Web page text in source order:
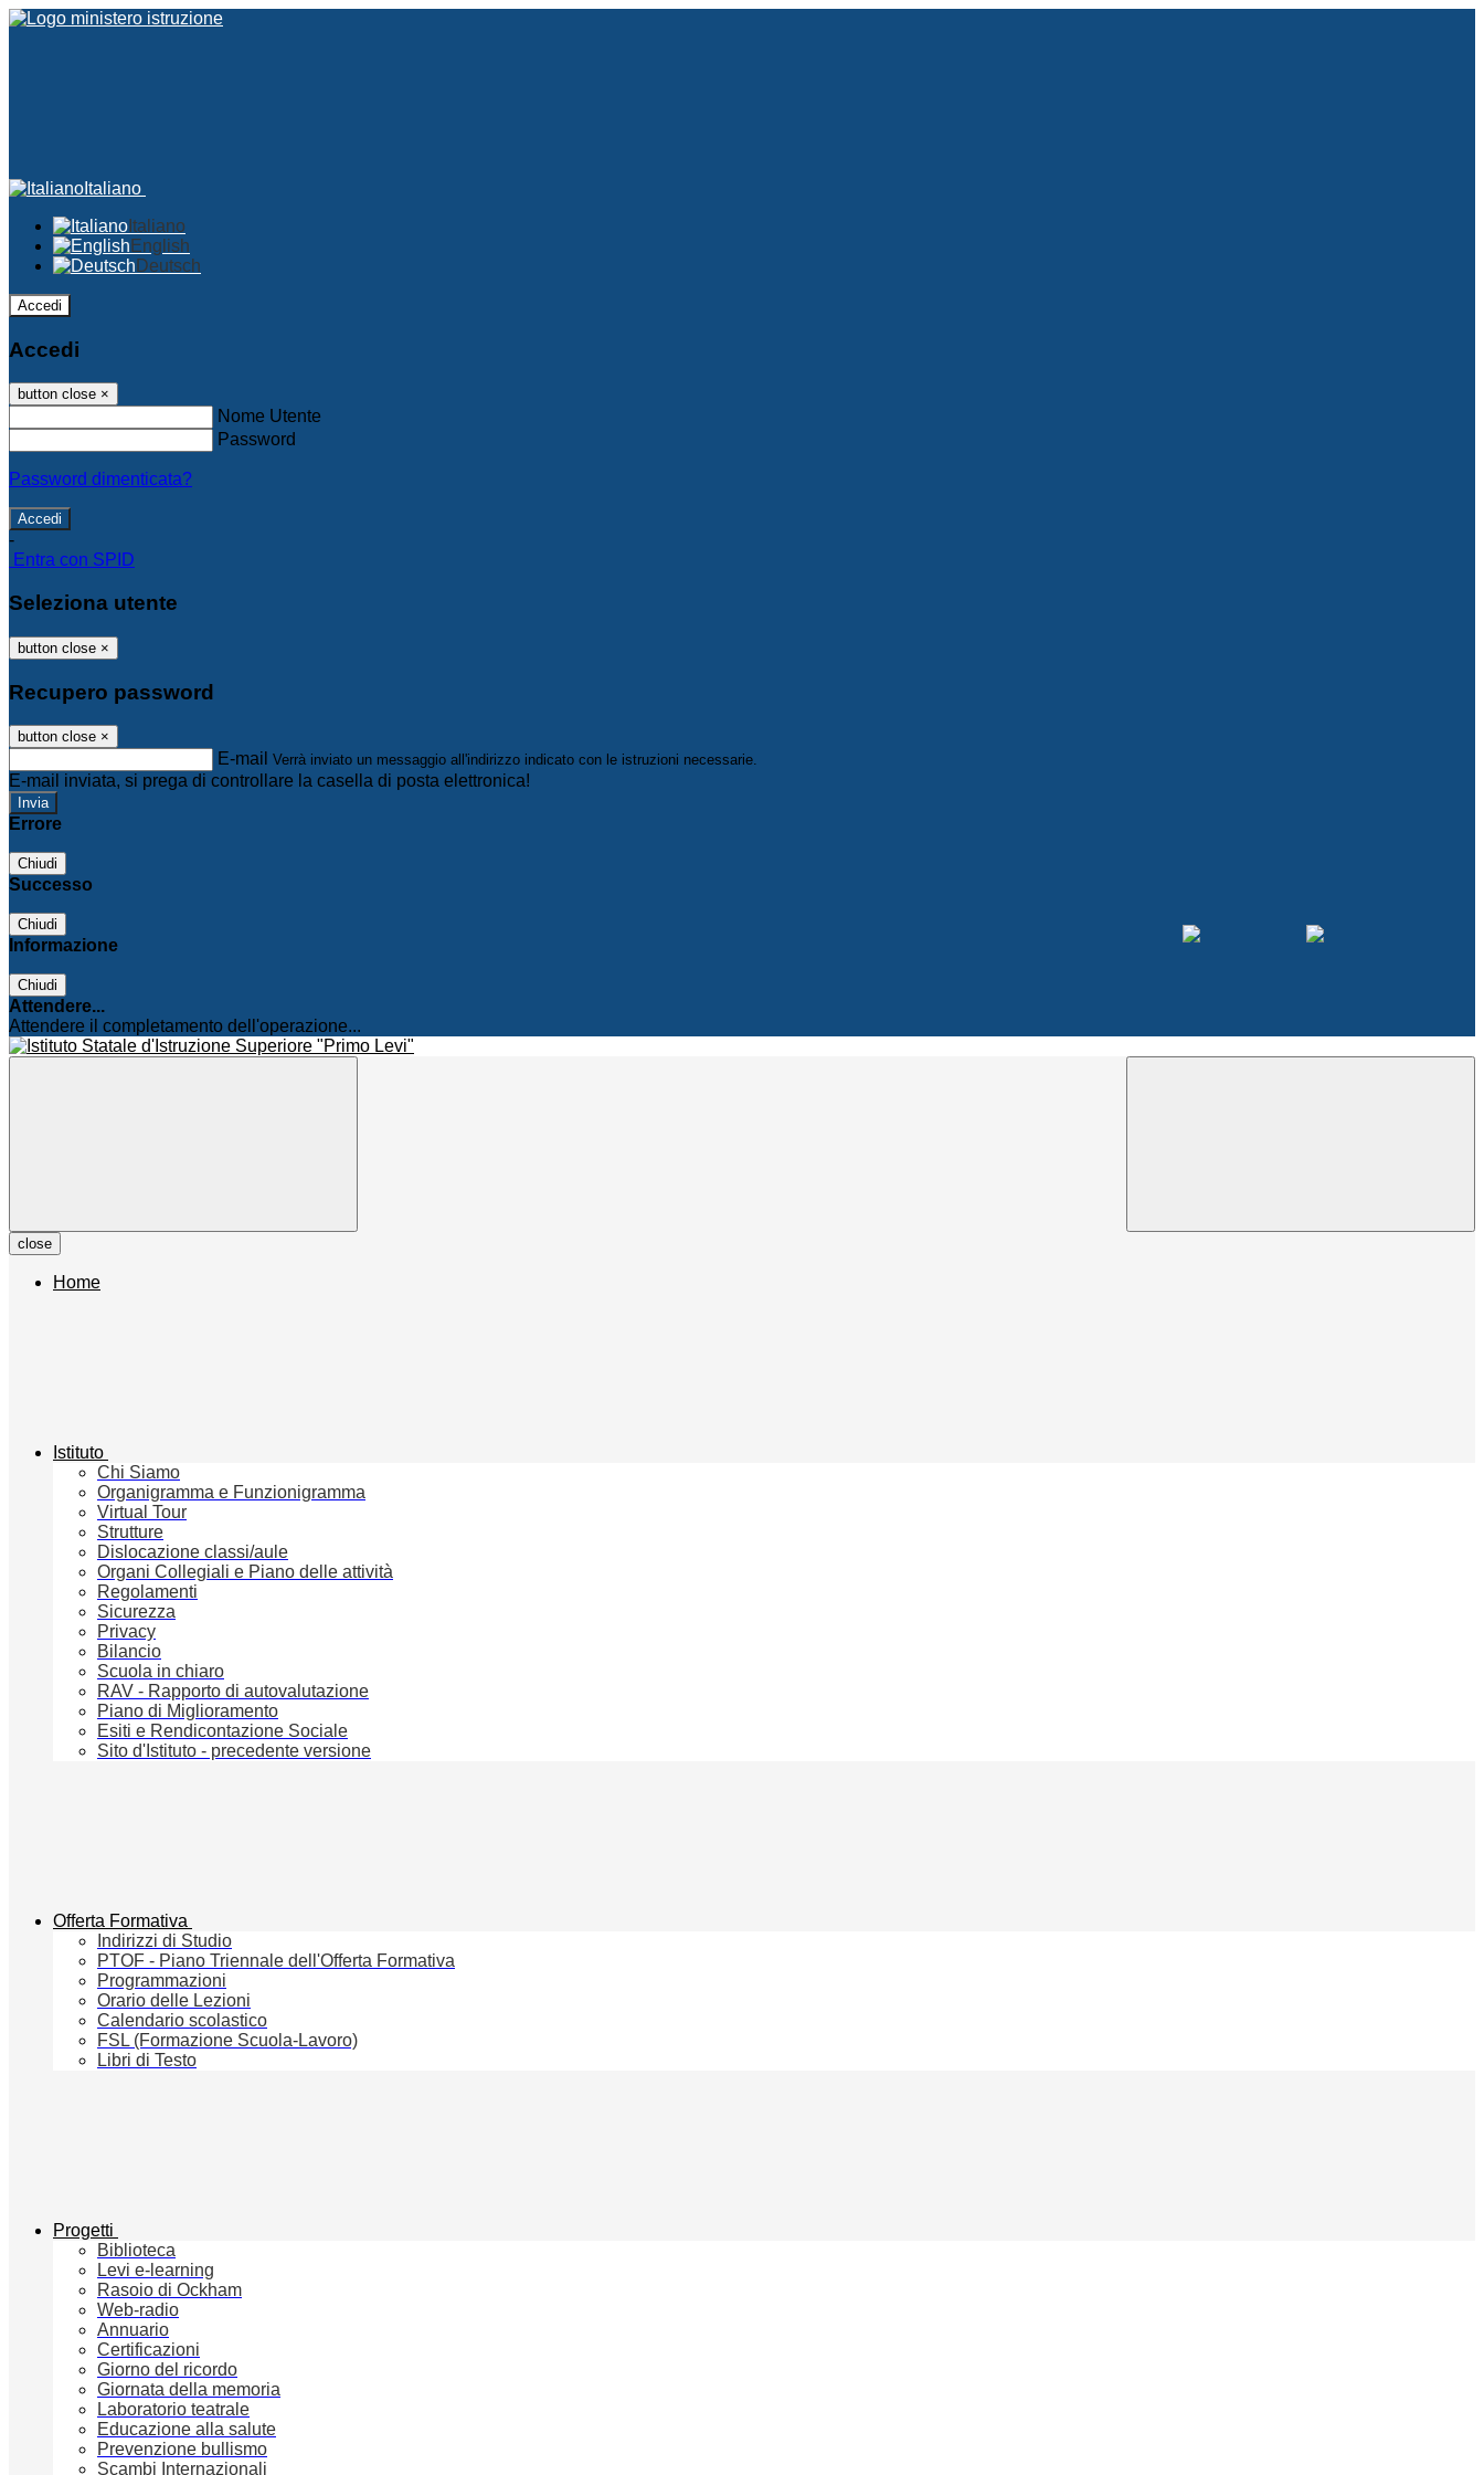
Italiano
Italiano
English
Deutsch
Accedi
Accedi
button close ×
Nome Utente
Password
Password dimenticata?
-
Entra con SPID
Seleziona utente
button close ×
Recupero password
button close ×
E-mail Verrà inviato un messaggio all'indirizzo indicato con le istruzioni necessarie.
E-mail inviata, si prega di controllare la casella di posta elettronica!
Errore
Chiudi
Successo
Chiudi
Informazione
Chiudi
Attendere...
Attendere il completamento dell'operazione...
close
Home
Istituto
Chi Siamo
Organigramma e Funzionigramma
Virtual Tour
Strutture
Dislocazione classi/aule
Organi Collegiali e Piano delle attività
Regolamenti
Sicurezza
Privacy
Bilancio
Scuola in chiaro
RAV - Rapporto di autovalutazione
Piano di Miglioramento
Esiti e Rendicontazione Sociale
Sito d'Istituto - precedente versione
Offerta Formativa
Indirizzi di Studio
PTOF - Piano Triennale dell'Offerta Formativa
Programmazioni
Orario delle Lezioni
Calendario scolastico
FSL (Formazione Scuola-Lavoro)
Libri di Testo
Progetti
Biblioteca
Levi e-learning
Rasoio di Ockham
Web-radio
Annuario
Certificazioni
Giorno del ricordo
Giornata della memoria
Laboratorio teatrale
Educazione alla salute
Prevenzione bullismo
Scambi Internazionali